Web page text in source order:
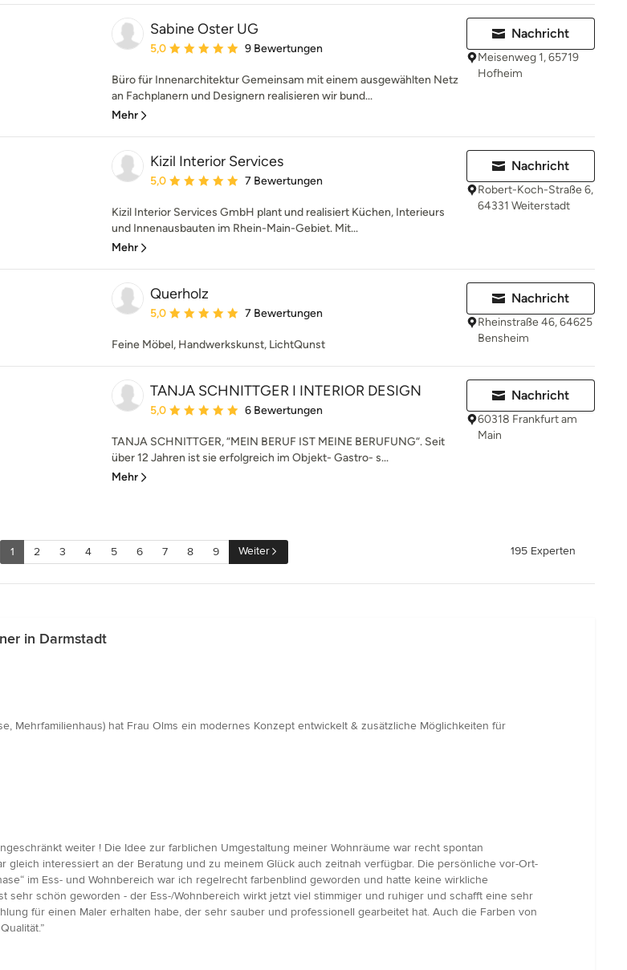
Sabine Oster UG
Durchschnittliche Bewertung: 5 von 5 Sternen
5,0 9 Bewertungen
Büro für Innenarchitektur Gemeinsam mit einem ausgewählten Netz
an Fachplanern und Designern realisieren wir bund...
Mehr
Nachricht
Meisenweg 1, 65719
Hofheim
Kizil Interior Services
Durchschnittliche Bewertung: 5 von 5 Sternen
5,0 7 Bewertungen
Kizil Interior Services GmbH plant und realisiert Küchen, Interieurs
und Innenausbauten im Rhein-Main-Gebiet. Mit...
Mehr
Nachricht
Robert-Koch-Straße 6,
64331 Weiterstadt
Querholz
Durchschnittliche Bewertung: 5 von 5 Sternen
5,0 7 Bewertungen
Feine Möbel, Handwerkskunst, LichtQunst
Nachricht
Rheinstraße 46, 64625
Bensheim
TANJA SCHNITTGER I INTERIOR DESIGN
Durchschnittliche Bewertung: 5 von 5 Sternen
5,0 6 Bewertungen
TANJA SCHNITTGER, “MEIN BERUF IST MEINE BERUFUNG“. Seit
über 12 Jahren ist sie erfolgreich im Objekt- Gastro- s...
Mehr
Nachricht
60318 Frankfurt am
Main
1 2 3 4 5 6 7 8 9 Weiter 195 Experten
in Darmstadt
Mehrfamilienhaus) hat Frau Olms ein modernes Konzept entwickelt & zusätzliche Möglichkeiten für
weiter ! Die Idee zur farblichen Umgestaltung meiner Wohnräume war recht spontan
interessiert an der Beratung und zu meinem Glück auch zeitnah verfügbar. Die persönliche vor-Ort-
im Ess- und Wohnbereich war ich regelrecht farbenblind geworden und hatte keine wirkliche
sehr schön geworden - der Ess-/Wohnbereich wirkt jetzt viel stimmiger und ruhiger und schafft eine sehr
für einen Maler erhalten habe, der sehr sauber und professionell gearbeitet hat. Auch die Farben von